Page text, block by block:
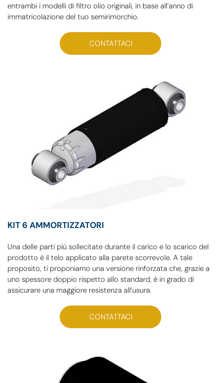
entrambi i modelli di filtro olio originali, in base all’anno di
immatricolazione del tuo semirimorchio.
CONTATTACI
KIT 6 AMMORTIZZATORI
Una delle parti più sollecitate durante il carico e lo scarico del
prodotto è il telo applicato alla parete scorrevole. A tale
proposito, ti proponiamo una versione rinforzata che, grazie a
uno spessore doppio rispetto allo standard, è in grado di
assicurare una maggiore resistenza all’usura.
CONTATTACI